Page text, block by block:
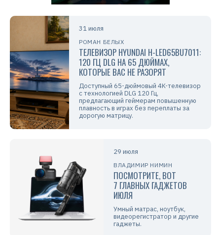
31 июля
РОМАН БЕЛЫХ
ТЕЛЕВИЗОР HYUNDAI H-LED65BU7011:
120 ГЦ DLG НА 65 ДЮЙМАХ,
КОТОРЫЕ ВАС НЕ РАЗОРЯТ
Доступный 65-дюймовый 4K-телевизор
с технологией DLG 120 Гц,
предлагающий геймерам повышенную
плавность в играх без переплаты за
дорогую матрицу.
29 июля
ВЛАДИМИР НИМИН
ПОСМОТРИТЕ, ВОТ
7 ГЛАВНЫХ ГАДЖЕТОВ
ИЮЛЯ
Умный матрас, ноутбук,
видеорегистратор и другие
гаджеты.